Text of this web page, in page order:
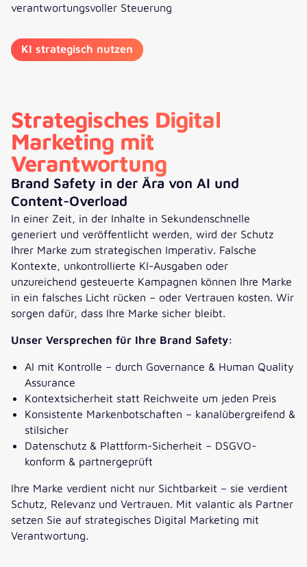
verantwortungsvoller Steuerung
KI strategisch nutzen
Strategisches Digital
Marketing mit
Verantwortung
Brand Safety in der Ära von AI und
Content-Overload
In einer Zeit, in der Inhalte in Sekundenschnelle
generiert und veröffentlicht werden, wird der Schutz
Ihrer Marke zum strategischen Imperativ. Falsche
Kontexte, unkontrollierte KI-Ausgaben oder
unzureichend gesteuerte Kampagnen können Ihre Marke
in ein falsches Licht rücken – oder Vertrauen kosten. Wir
sorgen dafür, dass Ihre Marke sicher bleibt.
Unser Versprechen für Ihre Brand Safety:
AI mit Kontrolle – durch Governance & Human Quality
Assurance
Kontextsicherheit statt Reichweite um jeden Preis
Konsistente Markenbotschaften – kanalübergreifend &
stilsicher
Datenschutz & Plattform-Sicherheit – DSGVO-
konform & partnergeprüft
Ihre Marke verdient nicht nur Sichtbarkeit – sie verdient
Schutz, Relevanz und Vertrauen. Mit valantic als Partner
setzen Sie auf strategisches Digital Marketing mit
Verantwortung.